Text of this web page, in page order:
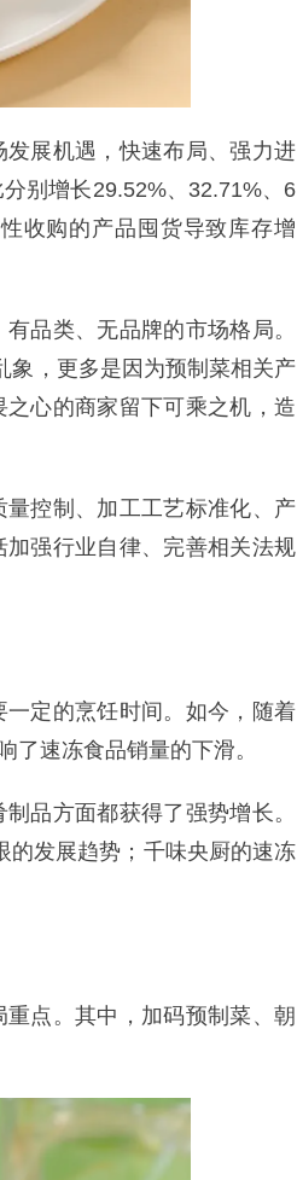
展机遇，快速布局、强力进
别增长29.52%、32.71%、6
收购的产品囤货导致库存增
品类、无品牌的市场格局。
象，更多是因为预制菜相关产
心的商家留下可乘之机，造
控制、加工工艺标准化、产
强行业自律、完善相关法规
定的烹饪时间。如今，随着
速冻食品销量的下滑。
品方面都获得了强势增长。
的发展趋势；千味央厨的速冻
点。其中，加码预制菜、朝